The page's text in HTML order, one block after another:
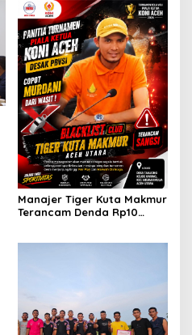
Manajer Tiger Kuta Makmur
Terancam Denda Rp10